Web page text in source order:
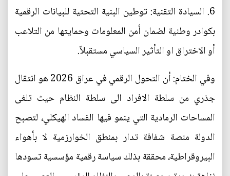
6. السيادة التقنية: توطين البنية التحتية للبيانات الرقمية
بكوادر وطنية لضمان أمن المعلومات وحمايتها من التلاعب
أو الاختراق او التأثير السياسي مستقبلاً.
وفي الختام: أن التحول الرقمي في عراق 2026 هو انتقال
جذري من سلطة الافراد الى سلطة النظام حيث تلغى
المساحات الرمادية التي ينمو فيها الفساد الهيكلي، لتصبح
الدولة منصة شفافة تدار بمنطق الخوارزمية لا بأهواء
البيروقراطية، محققة بذلك سياسة رقمية مؤسسية تسودها